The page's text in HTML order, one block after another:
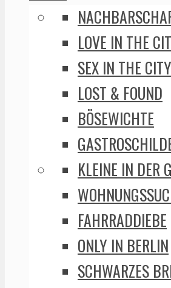
LOVE IN THE
SEX IN THE CITY
LOST & FOUND
BÖSEWICHTE
KLEINE IN DER
FAHRRADDIEBE
ONLY IN BERLIN
SCHWARZES